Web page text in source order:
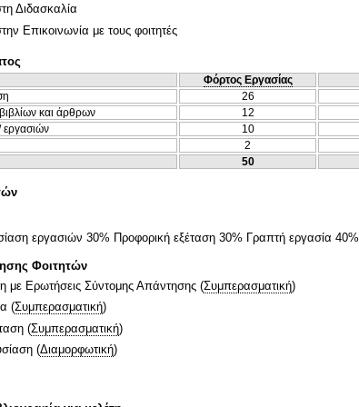
Διδασκαλία
Επικοινωνία με τους φοιτητές
Φόρτος Εργασίας
26
και άρθρων
12
εργασιών
10
2
50
εργασιών 30% Προφορική εξέταση 30% Γραπτή εργασία 40%
Φοιτητών
με Ερωτήσεις Σύντομης Απάντησης (Συμπερασματική)
(Συμπερασματική)
(Συμπερασματική)
(Διαμορφωτική)